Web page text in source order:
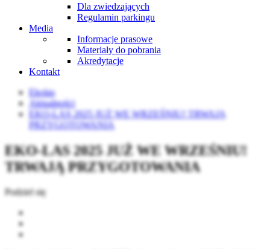
Dla zwiedzających
Regulamin parkingu
Media
Informacje prasowe
Materiały do pobrania
Akredytacje
Kontakt
Ekolas
Aktualności
EKO-LAS 2025 JUŻ WE WRZEŚNIU! TRWAJĄ
PRZYGOTOWANIA
EKO-LAS 2025 JUŻ WE WRZEŚNIU!
TRWAJĄ PRZYGOTOWANIA
Podziel się